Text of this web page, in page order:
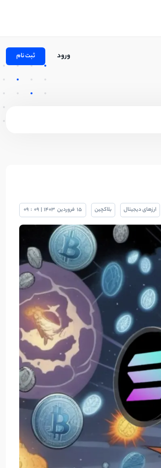
ورود ثبت نام
ارزهای دیجیتال بلاکچین 15 فروردین 1403
|
09
:
09